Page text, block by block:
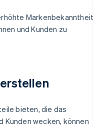
Markenbekanntheit
und Kunden zu
bieten, die das
Kunden wecken, können